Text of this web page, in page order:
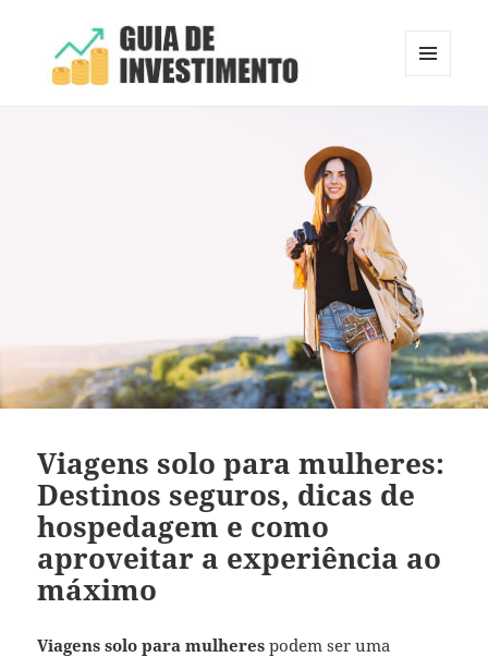
Viagens solo para mulheres:
Destinos seguros, dicas de
hospedagem e como
aproveitar a experiência ao
máximo
Viagens solo para mulheres podem ser uma